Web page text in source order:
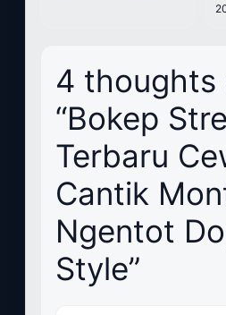
4 thoughts
“Bokep
Terbaru
Cantik
Ngentot
Style”